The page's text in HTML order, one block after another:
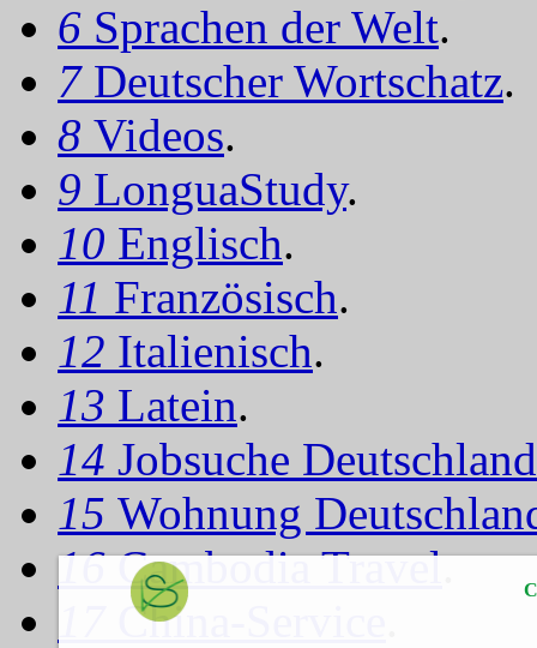
6 Sprachen der Welt.
7 Deutscher Wortschatz.
8 Videos.
9 LonguaStudy.
10 Englisch.
11 Französisch.
12 Italienisch.
13 Latein.
14 Jobsuche Deutschland
15 Wohnung
16Cambodia Travel.
China-Service